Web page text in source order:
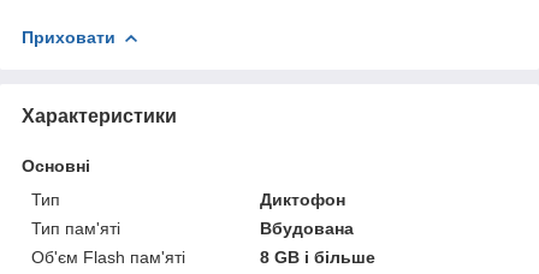
Приховати
Характеристики
Основні
Тип
Диктофон
Тип пам'яті
Вбудована
Об'єм Flash пам'яті
8 GB і більше